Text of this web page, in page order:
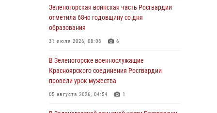
04 августа 2026, 09:57
Сотрудники Росгвардии обеспечили
общественный порядок во время
Дудинке
04 августа 2026, 08:36 1
В Красноярске сотрудники Росгвардии
супермаркета
Зеленогорская воинская часть Росгвардии
отметила 68-ю годовщину со дня
образования
31 июля 2026, 08:08 6
В Зеленогорске военнослужащие
Красноярского соединения Росгвардии
провели урок мужества
05 августа 2026, 04:54 1